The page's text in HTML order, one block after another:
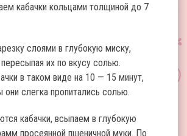
кабачки кольцами толщиной до 7
слоями в глубокую миску,
их по вкусу солью.
в таком виде на 10 — 15 минут,
они слегка пропитались солью.
кабачки, всыпаем в глубокую
просеянной пшеничной муки. По